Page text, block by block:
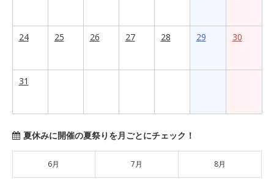
24 25 26 27 28 29 30
31
夏休みに開催の夏祭りを月ごとにチェック！
6月 7月 8月